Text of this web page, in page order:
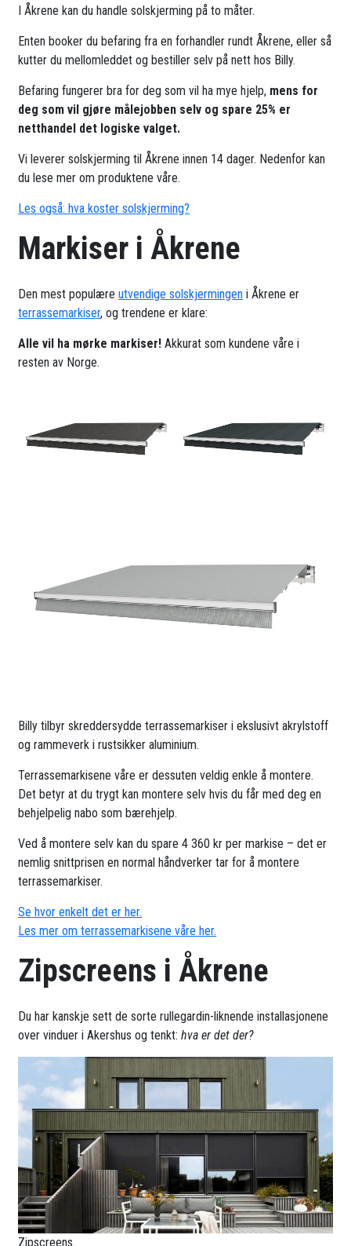
I Åkrene kan du handle solskjerming på to måter.
Enten booker du befaring fra en forhandler rundt Åkrene, eller så
kutter du mellomleddet og bestiller selv på nett hos Billy.
Befaring fungerer bra for deg som vil ha mye hjelp, mens for
deg som vil gjøre målejobben selv og spare 25% er
netthandel det logiske valget.
Vi leverer solskjerming til Åkrene innen 14 dager. Nedenfor kan
du lese mer om produktene våre.
Les også: hva koster solskjerming?
Markiser i Åkrene
Den mest populæreutvendige solskjermingen i Åkrene er
terrassemarkiser, og trendene er klare:
Alle vil ha mørke markiser! Akkurat som kundene våre i
resten av Norge.
Billy tilbyr skreddersydde terrassemarkiser i ekslusivt akrylstoff
og rammeverk i rustsikker aluminium.
Terrassemarkisene våre er dessuten veldig enkle å montere.
Det betyr at du trygt kan montere selv hvis du får med deg en
behjelpelig nabo som bærehjelp.
Ved å montere selv kan du spare 4 360 kr per markise – det er
nemlig snittprisen en normal håndverker tar for å montere
terrassemarkiser.
Se hvor enkelt det er her.
Les mer om terrassemarkisene våre her.
Zipscreens i Åkrene
Du har kanskje sett de sorte rullegardin-liknende installasjonene
over vinduer i Akershus og tenkt:hva er det der?
Zipscreens.